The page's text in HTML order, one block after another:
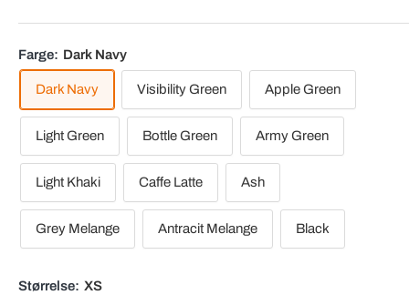
Farge: Dark Navy
Dark Navy Visibility Green Apple Green
Light Green Bottle Green Army Green
Light Khaki Caffe Latte Ash
Grey Melange Antracit Melange Black
Størrelse: XS